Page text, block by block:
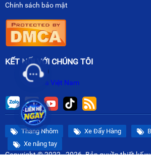
Chính sách bảo mật
KẾT NỐI VỚI CHÚNG TÔI
Nikawa Việt Nam
Thang Nhôm Xe Đẩy Hàng
Xe nâng tay
Copyright © 2022 - 2026. Bản quyềnthiết kế